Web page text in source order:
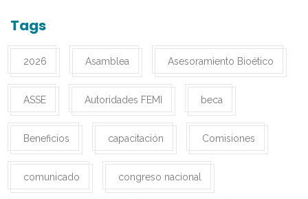
Tags
2026 Asamblea Asesoramiento Bioético
ASSE Autoridades FEMI beca
Beneficios capacitación Comisiones
comunicado congreso nacional